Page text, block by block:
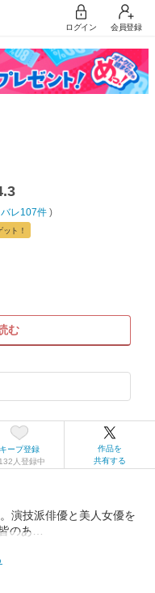
ログイン 会員登録
レ107件 )
ット！
む
キープ登録
人登録中
作品を
共有する
演技派俳優と美人女優を
のあ…